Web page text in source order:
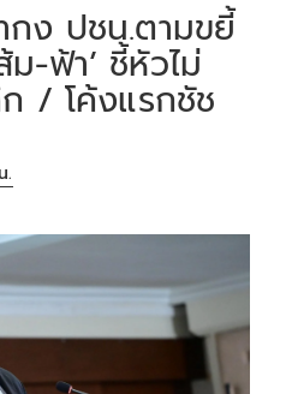
กง ปชน.ตามขยี้
-ฟ้า’ ชี้หัวไม่
/ โค้งแรกชัช
.